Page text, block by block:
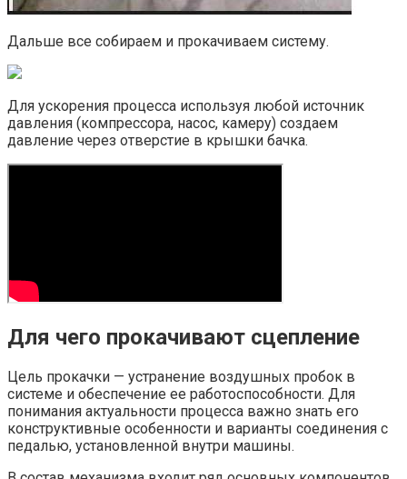
Дальше все собираем и прокачиваем систему.
Для ускорения процесса используя любой источник
давления (компрессора, насос, камеру) создаем
давление через отверстие в крышки бачка.
Для чего прокачивают сцепление
Цель прокачки — устранение воздушных пробок в
системе и обеспечение ее работоспособности. Для
понимания актуальности процесса важно знать его
конструктивные особенности и варианты соединения с
педалью, установленной внутри машины.